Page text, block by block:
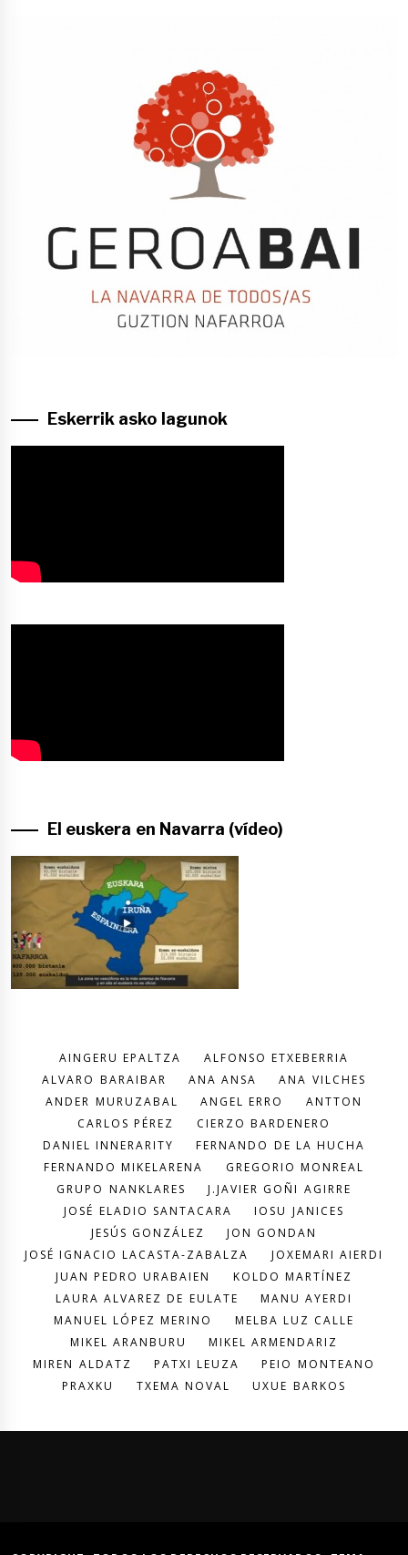
Eskerrik asko lagunok
El euskera en Navarra (vídeo)
AINGERU EPALTZA
ALFONSO ETXEBERRIA
ALVARO BARAIBAR
ANA ANSA
ANA VILCHES
ANDER MURUZABAL
ANGEL ERRO
ANTTON
CARLOS PÉREZ
CIERZO BARDENERO
DANIEL INNERARITY
FERNANDO DE LA HUCHA
FERNANDO MIKELARENA
GREGORIO MONREAL
GRUPO NANKLARES
J.JAVIER GOÑI AGIRRE
JOSÉ ELADIO SANTACARA
IOSU JANICES
JESÚS GONZÁLEZ
JON GONDAN
JOSÉ IGNACIO LACASTA-ZABALZA
JOXEMARI AIERDI
JUAN PEDRO URABAIEN
KOLDO MARTÍNEZ
LAURA ALVAREZ DE EULATE
MANU AYERDI
MANUEL LÓPEZ MERINO
MELBA LUZ CALLE
MIKEL ARANBURU
MIKEL ARMENDARIZ
MIREN ALDATZ
PATXI LEUZA
PEIO MONTEANO
PRAXKU
TXEMA NOVAL UXUE BARKOS